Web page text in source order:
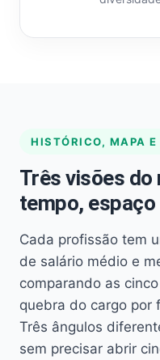
HISTÓRICO, MAPA E
Três visões do
tempo,
Cada profissão tem
de salário médio e
comparando as
quebra do cargo por
Três ângulos
sem precisar abrir